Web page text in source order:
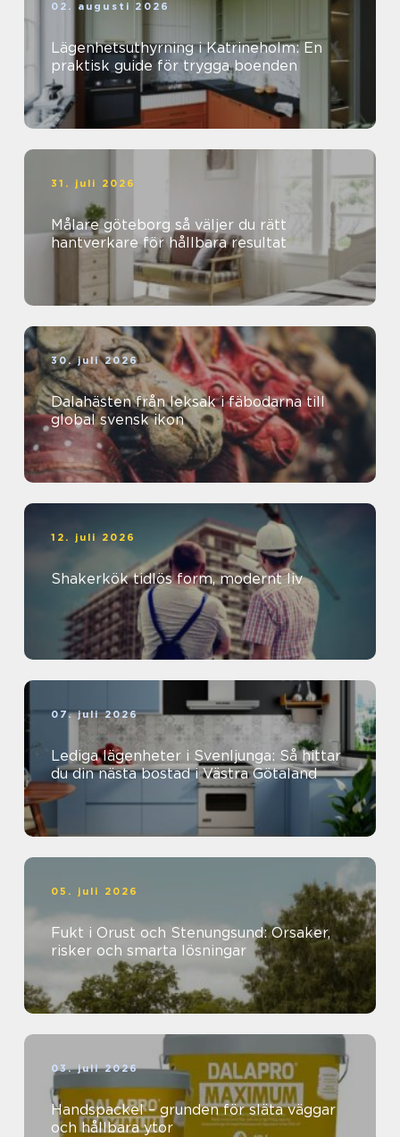
02. augusti 2026
Lägenhetsuthyrning i Katrineholm: En
praktisk guide för trygga boenden
31. juli 2026
Målare göteborg så väljer du rätt
hantverkare för hållbara resultat
30. juli 2026
Dalahästen från leksak i fäbodarna till
global svensk ikon
12. juli 2026
Shakerkök tidlös form, modernt liv
07. juli 2026
Lediga lägenheter i Svenljunga: Så hittar
du din nästa bostad i Västra Götaland
05. juli 2026
Fukt i Orust och Stenungsund: Orsaker,
risker och smarta lösningar
03. juli 2026
Handspackel – grunden för släta väggar
och hållbara ytor